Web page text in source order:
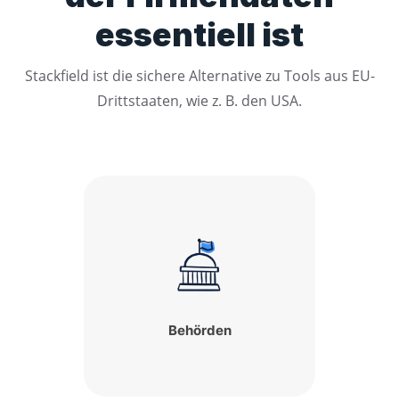
essentiell ist
Stackfield ist die sichere Alternative zu Tools aus EU-
Drittstaaten, wie z. B. den USA.
Behörden